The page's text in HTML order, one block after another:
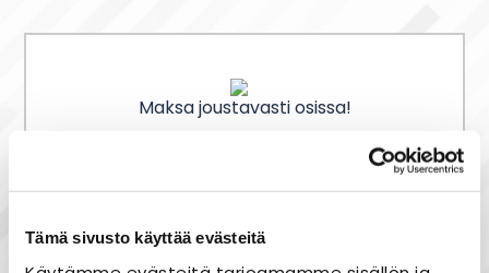
Tämä sivusto käyttää evästeitä
Maksa joustavasti osissa!
Heti varastosta